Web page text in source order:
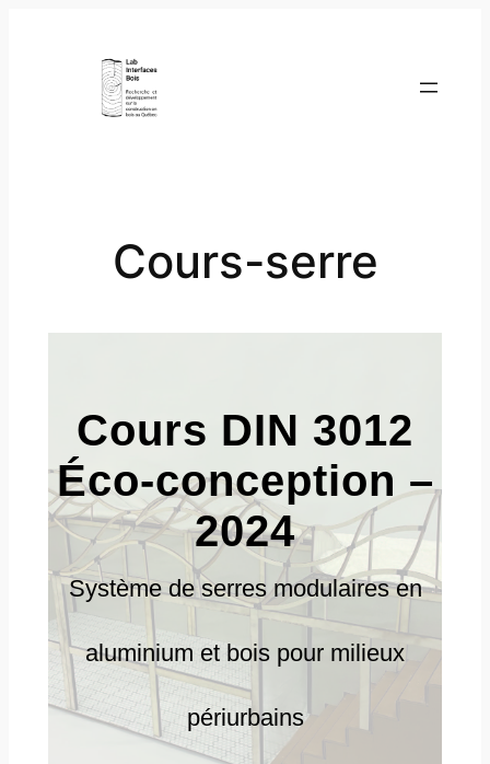
Cours-serre
Cours DIN 3012
Éco-conception –
2024
Système de serres modulaires en
aluminium et bois pour milieux
périurbains